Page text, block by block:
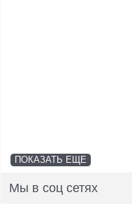
ПОКАЗАТЬ ЕЩЕ
Мы в соц сетях